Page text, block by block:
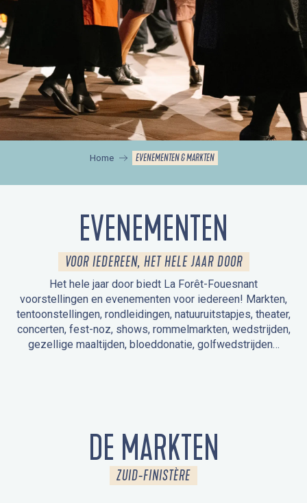
Home EVENEMENTEN & MARKTEN
EVENEMENTEN
VOOR IEDEREEN, HET HELE JAAR DOOR
Het hele jaar door biedt La Forêt-Fouesnant
voorstellingen en evenementen voor iedereen! Markten,
tentoonstellingen, rondleidingen, natuuruitstapjes, theater,
concerten, fest-noz, shows, rommelmarkten, wedstrijden,
gezellige maaltijden, bloeddonatie, golfwedstrijden…
DE MARKTEN
ZUID-FINISTÈRE